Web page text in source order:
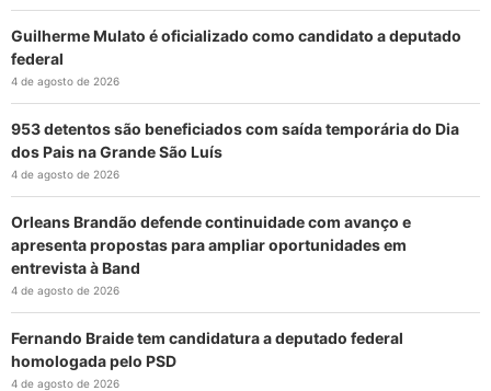
Guilherme Mulato é oficializado como candidato a deputado
federal
4 de agosto de 2026
953 detentos são beneficiados com saída temporária do Dia
dos Pais na Grande São Luís
4 de agosto de 2026
Orleans Brandão defende continuidade com avanço e
apresenta propostas para ampliar oportunidades em
entrevista à Band
4 de agosto de 2026
Fernando Braide tem candidatura a deputado federal
homologada pelo PSD
4 de agosto de 2026